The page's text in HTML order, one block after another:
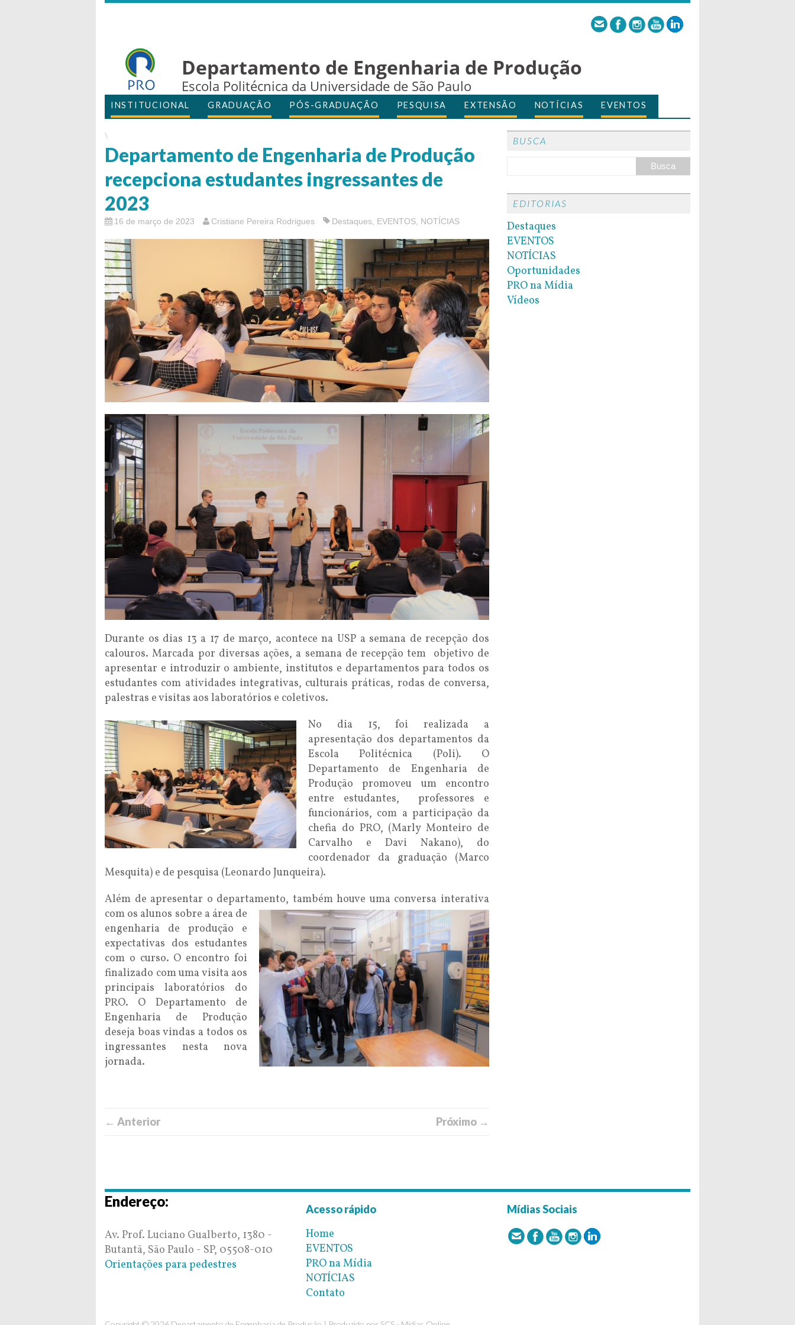
Departamento de Engenharia de Produção
Escola Politécnica da Universidade de São Paulo
INSTITUCIONAL GRADUAÇÃO PÓS-GRADUAÇÃO PESQUISA EXTENSÃO NOTÍCIAS EVENTOS
\
Departamento de Engenharia de Produção
recepciona estudantes ingressantes de
2023
16 de março de 2023 Cristiane Pereira Rodrigues Destaques EVENTOS NOTÍCIAS
Durante os dias 13 a 17 de março, acontece na USP a semana de recepção dos
calouros. Marcada por diversas ações, a semana de recepção tem objetivo de
apresentar e introduzir o ambiente, institutos e departamentos para todos os
estudantes com atividades integrativas, culturais práticas, rodas de conversa,
palestras e visitas aos laboratórios e coletivos.
No dia 15, foi realizada a
apresentação dos departamentos da
Escola Politécnica (Poli). O
Departamento de Engenharia de
Produção promoveu um encontro
entre estudantes, professores e
funcionários, com a participação da
chefia do PRO, (Marly Monteiro de
Carvalho e Davi Nakano), do
coordenador da graduação (Marco
Mesquita) e de pesquisa (Leonardo Junqueira).
Além de apresentar o departamento, também houve uma conversa interativa
com os alunos sobre a área de
engenharia de produção e
expectativas dos estudantes
com o curso. O encontro foi
finalizado com uma visita aos
principais laboratórios do
PRO. O Departamento de
Engenharia de Produção
deseja boas vindas a todos os
ingressantes nesta nova
jornada.
← Anterior Próximo →
BUSCA
EDITORIAS
Destaques
EVENTOS
NOTÍCIAS
Oportunidades
PRO na Mídia
Vídeos
Endereço:
Av. Prof. Luciano Gualberto, 1380 -
Butantã, São Paulo - SP, 05508-010
Orientações para pedestres
Acesso rápido
Home
EVENTOS
PRO na Mídia
NOTÍCIAS
Contato
Mídias Sociais